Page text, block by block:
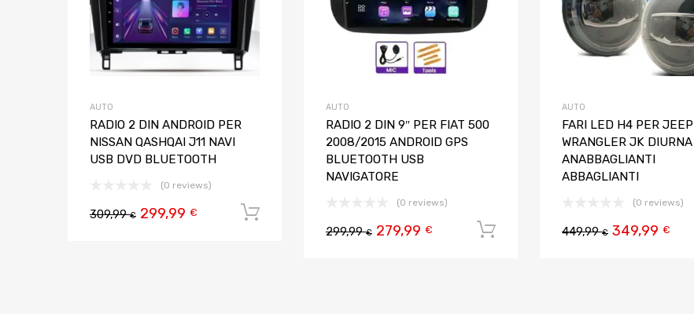
AUTO
RADIO 2 DIN ANDROID PER
NISSAN QASHQAI J11 NAVI
USB DVD BLUETOOTH
(0 reviews)
309,99€ 299,99 €
AUTO
RADIO 2 DIN 9″ PER FIAT 500
2008/2015 ANDROID GPS
BLUETOOTH USB
NAVIGATORE
(0 reviews)
299,99€ 279,99 € Aggiungi al carrello
AUTO
FARI LED H4 PER JEEP
WRANGLER JK DIURNA
ANABBAGLIANTI
ABBAGLIANTI
(0 reviews)
449,99€ 349,99 €